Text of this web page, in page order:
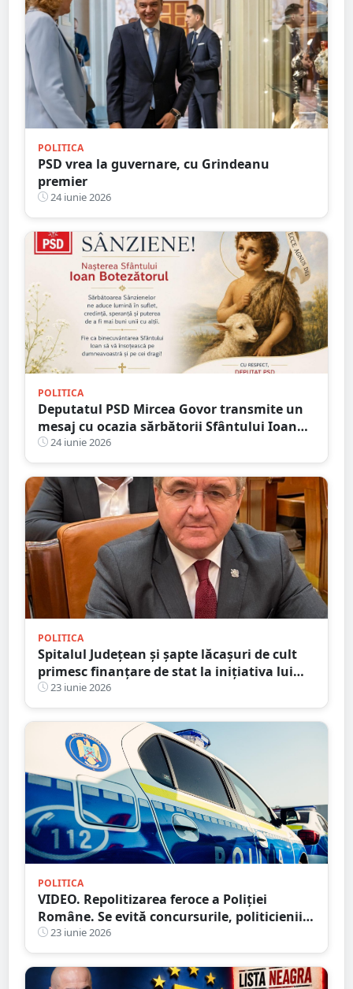
POLITICA
PSD vrea la guvernare, cu Grindeanu
premier
24 iunie 2026
POLITICA
Deputatul PSD Mircea Govor transmite un
mesaj cu ocazia sărbătorii Sfântului Ioan
Botezătorul și a Sânzienelor
24 iunie 2026
POLITICA
Spitalul Județean și șapte lăcașuri de cult
primesc finanțare de stat la inițiativa lui
Mircea Govor. S-au semnat contractele
23 iunie 2026
POLITICA
VIDEO. Repolitizarea feroce a Poliției
Române. Se evită concursurile, politicienii
își fac jocurile
23 iunie 2026